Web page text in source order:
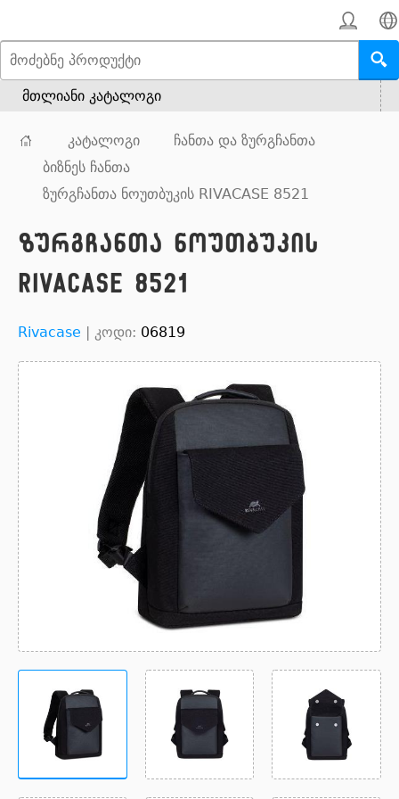
მთლიანი კატალოგი
კატალოგი
ჩანთა და ზურგჩანთა
ბიზნეს ჩანთა
ზურგჩანთა ნოუთბუკის RIVACASE 8521
ზურგჩანთა ნოუთბუკის
RIVACASE 8521
Rivacase | კოდი: 06819